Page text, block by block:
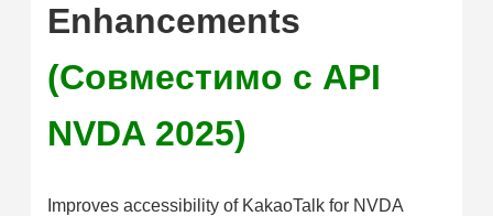
Enhancements
(Совместимо с API
NVDA 2025)
Improves accessibility of KakaoTalk for NVDA